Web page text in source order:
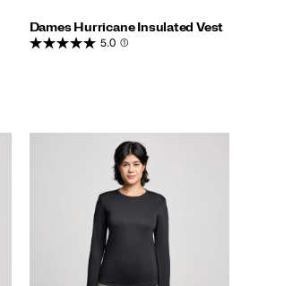
Dames Hurricane Insulated Vest
5.0 (1)